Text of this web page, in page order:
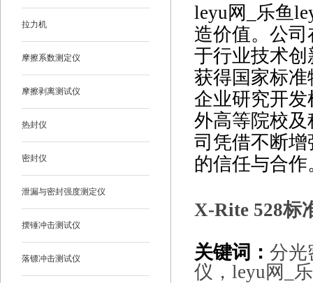
拉力机
摩擦系数测定仪
摩擦剥离测试仪
热封仪
密封仪
泄漏与密封强度测定仪
摆锤冲击测试仪
落镖冲击测试仪
leyu网_乐鱼
造价值。公
于行业技术创
获得国家标
企业研究开
外高等院校
司凭借不断
的信任与合作
X-Rite 528标
关键词： 分光
仪，leyu网_